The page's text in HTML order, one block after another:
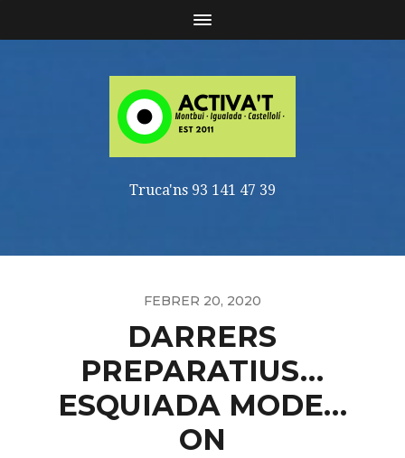
Truca'ns 93 141 47 39
FEBRER 20, 2020
DARRERS
PREPARATIUS…
ESQUIADA MODE…
ON